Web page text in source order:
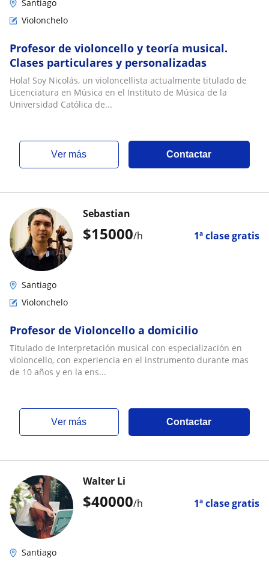
Santiago
Violonchelo
Profesor de violoncello y teoría musical.
Clases particulares y personalizadas
Hola! Soy Nicolás, un violoncellista actualmente titulado de
Licenciatura en Música en el Instituto de Música de la
Universidad Católica de...
ver más Contactar
$15000/h 1ª clase gratis
Sebastian
Santiago
Violonchelo
Profesor de Violoncello a domicilio
Titulado de Interpretación musical con especialización en
violoncello, con experiencia en el instrumento durante mas
de 10 años y en la ens...
ver más Contactar
$40000/h 1ª clase gratis
Walter Li
Santiago